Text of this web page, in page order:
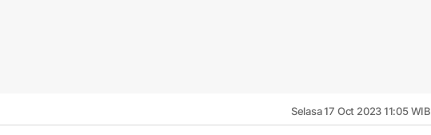
Selasa 17 Oct 2023 11:05 WIB